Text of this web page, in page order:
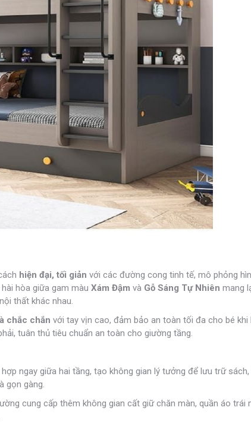
hiện đại, tối giản với các đường cong tinh tế, mô phỏng
hòa giữa gam màu Xám Đậm và Gỗ Sáng Tự Nhiên mang
thất khác nhau.
chắc chắn với tay vịn cao, đảm bảo an toàn tối đa cho bé khi
tuân thủ tiêu chuẩn an toàn cho giường tầng.
ngay giữa hai tầng, tạo không gian lý tưởng để lưu trữ
gọn gàng.
cung cấp thêm không gian cất giữ chăn màn, quần áo trái